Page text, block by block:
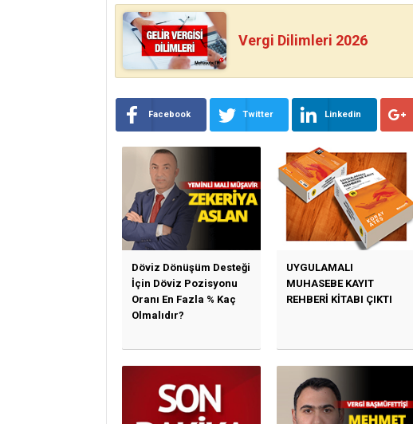
Vergi Dilimleri 2026
Facebook Twitter Linkedin
Döviz Dönüşüm Desteği
İçin Döviz Pozisyonu
Oranı En Fazla % Kaç
Olmalıdır?
UYGULAMALI
MUHASEBE KAYIT
REHBERİ KİTABI ÇIKTI